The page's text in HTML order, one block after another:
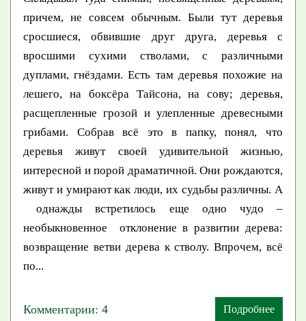
причем, не совсем обычным. Были тут деревья
сросшиеся, обвившие друг друга, деревья с
вросшими сухими стволами, с различными
дуплами, гнёздами. Есть там деревья похожие на
лешего, на боксёра Тайсона, на сову; деревья,
расщепленные грозой и улепленные древесными
грибами. Собрав всё это в папку, понял, что
деревья живут своей удивительной жизнью,
интересной и порой драматичной. Они рождаются,
живут и умирают как люди, их судьбы различны. А
однажды встретилось еще одно чудо –
необыкновенное отклонение в развитии дерева:
возвращение ветви дерева к стволу. Впрочем, всё
по...
Комментарии: 4 Подробнее